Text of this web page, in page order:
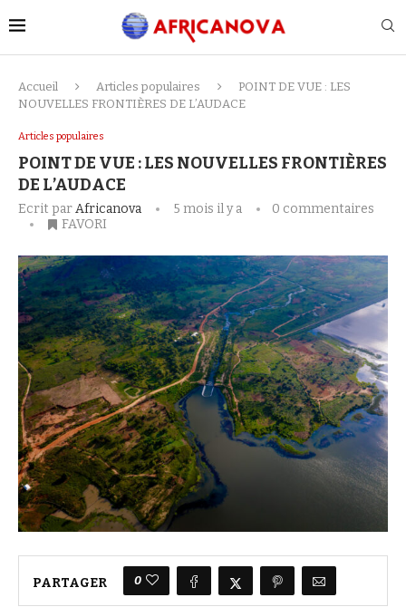
Accueil Articles populaires
POINT DE VUE : LES
NOUVELLES FRONTIÈRES DE L’AUDACE
Articles populaires
POINT DE VUE : LES NOUVELLES FRONTIÈRES
DE L’AUDACE
Ecrit parAfricanova 5 mois il y a
0 commentaires
FAVORI
PARTAGER 0